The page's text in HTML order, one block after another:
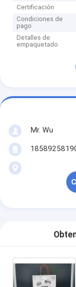
Certificación
Condiciones de
pago
Detalles de
empaquetado
Mr. Wu